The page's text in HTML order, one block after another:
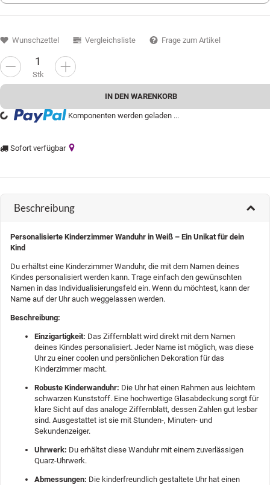
Stk
IN DEN WARENKORB
Komponenten werden geladen ...
Sofort verfügbar
Wunschzettel Vergleichsliste Frage zum Artikel
Beschreibung
Personalisierte Kinderzimmer Wanduhr in Weiß – Ein Unikat für dein
Kind
Du erhältst eine Kinderzimmer Wanduhr, die mit dem Namen deines
Kindes personalisiert werden kann. Trage einfach den gewünschten
Namen in das Individualisierungsfeld ein. Wenn du möchtest, kann der
Name auf der Uhr auch weggelassen werden.
Beschreibung:
Einzigartigkeit: Das Ziffernblatt wird direkt mit dem Namen
deines Kindes personalisiert. Jeder Name ist möglich, was diese
Uhr zu einer coolen und persönlichen Dekoration für das
Kinderzimmer macht.
Robuste Kinderwanduhr: Die Uhr hat einen Rahmen aus leichtem
schwarzen Kunststoff. Eine hochwertige Glasabdeckung sorgt für
klare Sicht auf das analoge Ziffernblatt, dessen Zahlen gut lesbar
sind. Ausgestattet ist sie mit Stunden-, Minuten- und
Sekundenzeiger.
Uhrwerk: Du erhältst diese Wanduhr mit einem zuverlässigen
Quarz-Uhrwerk.
Abmessungen: Die kinderfreundlich gestaltete Uhr hat einen